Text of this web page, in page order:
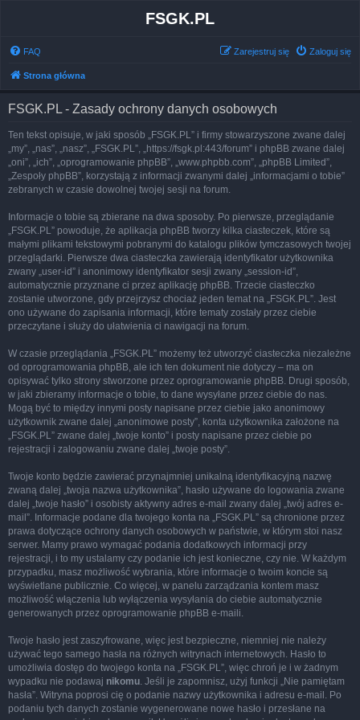
FSGK.PL
FAQ Zaloguj się
Zarejestruj się
Strona główna
FSGK.PL - Zasady ochrony danych osobowych
Ten tekst opisuje, w jaki sposób „FSGK.PL” i firmy stowarzyszone zwane dalej
„my”, „nas”, „nasz”, „FSGK.PL”, „https://fsgk.pl:443/forum” i phpBB zwane dalej
„oni”, „ich”, „oprogramowanie phpBB”, „www.phpbb.com”, „phpBB Limited”,
„Zespoły phpBB”, korzystają z informacji zwanymi dalej „informacjami o tobie”
zebranych w czasie dowolnej twojej sesji na forum.
Informacje o tobie są zbierane na dwa sposoby. Po pierwsze, przeglądanie
„FSGK.PL” powoduje, że aplikacja phpBB tworzy kilka ciasteczek, które są
małymi plikami tekstowymi pobranymi do katalogu plików tymczasowych twojej
przeglądarki. Pierwsze dwa ciasteczka zawierają identyfikator użytkownika
zwany „user-id” i anonimowy identyfikator sesji zwany „session-id”,
automatycznie przyznane ci przez aplikację phpBB. Trzecie ciasteczko
zostanie utworzone, gdy przejrzysz chociaż jeden temat na „FSGK.PL”. Jest
ono używane do zapisania informacji, które tematy zostały przez ciebie
przeczytane i służy do ułatwienia ci nawigacji na forum.
W czasie przeglądania „FSGK.PL” możemy też utworzyć ciasteczka niezależne
od oprogramowania phpBB, ale ich ten dokument nie dotyczy – ma on
opisywać tylko strony stworzone przez oprogramowanie phpBB. Drugi sposób,
w jaki zbieramy informacje o tobie, to dane wysyłane przez ciebie do nas.
Mogą być to między innymi posty napisane przez ciebie jako anonimowy
użytkownik zwane dalej „anonimowe posty”, konta użytkownika założone na
„FSGK.PL” zwane dalej „twoje konto” i posty napisane przez ciebie po
rejestracji i zalogowaniu zwane dalej „twoje posty”.
Twoje konto będzie zawierać przynajmniej unikalną identyfikacyjną nazwę
zwaną dalej „twoja nazwa użytkownika”, hasło używane do logowania zwane
dalej „twoje hasło” i osobisty aktywny adres e-mail zwany dalej „twój adres e-
mail”. Informacje podane dla twojego konta na „FSGK.PL” są chronione przez
prawa dotyczące ochrony danych osobowych w państwie, w którym stoi nasz
serwer. Mamy prawo wymagać podania dodatkowych informacji przy
rejestracji, i to my ustalamy czy podanie ich jest konieczne, czy nie. W każdym
przypadku, masz możliwość wybrania, które informacje o twoim koncie są
wyświetlane publicznie. Co więcej, w panelu zarządzania kontem masz
możliwość włączenia lub wyłączenia wysyłania do ciebie automatycznie
generowanych przez oprogramowanie phpBB e-maili.
Twoje hasło jest zaszyfrowane, więc jest bezpieczne, niemniej nie należy
używać tego samego hasła na różnych witrynach internetowych. Hasło to
umożliwia dostęp do twojego konta na „FSGK.PL”, więc chroń je i w żadnym
wypadku nie podawaj nikomu. Jeśli je zapomnisz, użyj funkcji „Nie pamiętam
hasła”. Witryna poprosi cię o podanie nazwy użytkownika i adresu e-mail. Po
podaniu tych danych zostanie wygenerowane nowe hasło i przesłane na